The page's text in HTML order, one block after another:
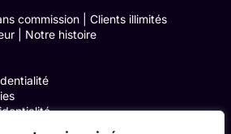
commission | Clients illimités
| Notre histoire